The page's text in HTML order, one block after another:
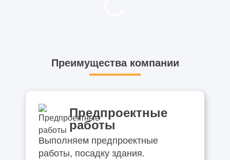
Преимущества компании
Предпроектные
работы
Выполняем предпроектные
работы, посадку здания.